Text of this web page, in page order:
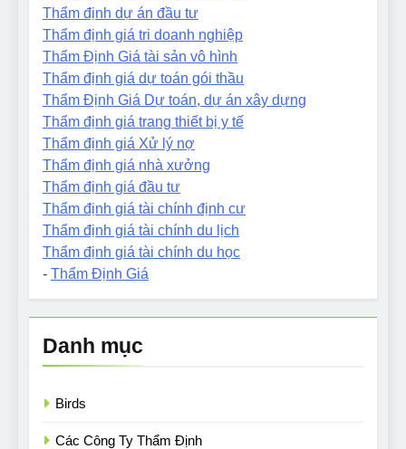
Thẩm định dự án đầu tư
Thẩm định giá tri doanh nghiệp
Thẩm Định Giá tài sản vô hình
Thẩm định giá dự toán gói thầu
Thẩm Định Giá Dự toán, dự án xây dựng
Thẩm định giá trang thiết bị y tế
Thẩm định giá Xử lý nợ
Thẩm định giá nhà xưởng
Thẩm định giá đầu tư
Thẩm định giá tài chính định cư
Thẩm định giá tài chính du lịch
Thẩm định giá tài chính du học
- Thẩm Định Giá
Danh mục
Birds
Các Công Ty Thẩm Định